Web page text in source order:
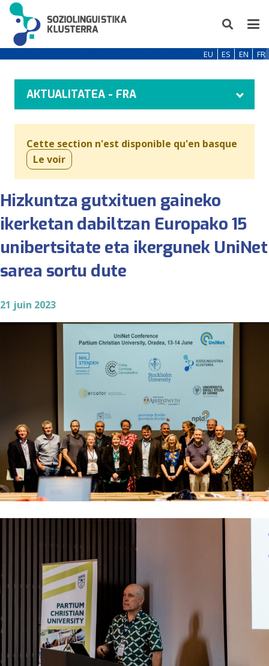
EU ES EN FR
AKTUALITATEA - FRA
Cette section n'est disponible qu'en basque
Le voir
Hizkuntza gutxituen gaineko
ikerketan dabiltzan Europako 15
unibertsitate eta ikergunek UniNet
sarea sortu dute
21 juin 2023